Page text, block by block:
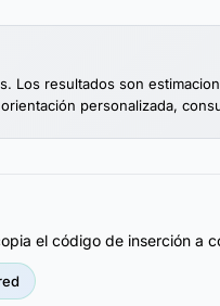
Los resultados son
personalizada,
el código de inserción